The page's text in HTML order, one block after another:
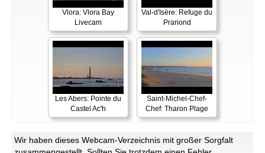
Vlora: Vlora Bay
Livecam
Val-d'Isère: Refuge du
Prariond
Les Abers: Pointe du
Castel Ac'h
Saint-Michel-Chef-
Chef: Tharon Plage
Wir haben dieses Webcam-Verzeichnis mit großer Sorgfalt